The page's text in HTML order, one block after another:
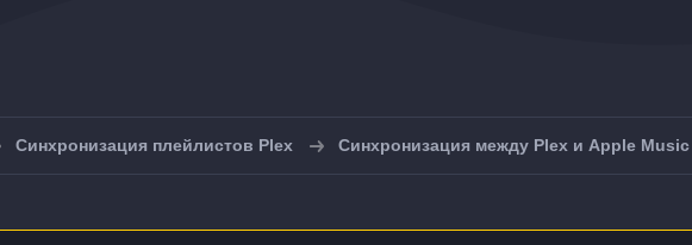
Синхронизация плейлистов Plex Синхронизация между Plex и Apple Music